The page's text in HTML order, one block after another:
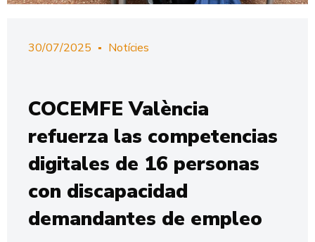
30/07/2025 Notícies
COCEMFE València
refuerza las competencias
digitales de 16 personas
con discapacidad
demandantes de empleo